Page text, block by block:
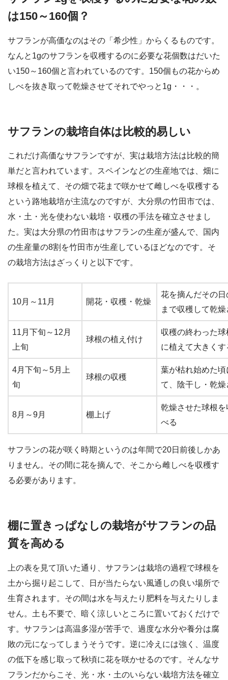
は150～160個？
サフランが高価なのはその「希少性」からくるものです。
なんと1gのサフランを収穫するのに必要な花個数はだいた
い150～160個と言われているのです。150個もの花からめ
しべを抜き取って乾燥させてそれでやっと1g・・・。
サフランの栽培自体は比較的易しい
これだけ高価なサフランですが、実は栽培方法は比較的簡
単だと言われています。スペインなどの生産地では、畑に
球根を植えて、その畑で花まで咲かせて雌しべを収穫する
という路地栽培が主流なのですが、大分県の竹田市では、
水・土・光を使わない栽培・収穫の手法を確立させまし
た。実は大分県の竹田市はサフランの生産が盛んで、国内
の生産量の8割を竹田市が生産しているほどなのです。そ
の栽培方法はざっくりと以下です。
10月～11月 開花・収穫・乾燥
花を摘んだその
まで収穫して乾
11月下旬～12月
上旬
球根の植え付け
収穫の終わった
に植えて大きくす
4月下旬～5月上
旬
球根の収穫
葉が枯れ始めた
て、陰干し・乾燥
8月～9月 棚上げ
乾燥させた球根
べる
サフランの花が咲く時期というのは年間で20日前後しかあ
りません。その間に花を摘んで、そこから雌しべを収穫す
る必要があります。
棚に置きっぱなしの栽培がサフランの品
質を高める
上の表を見て頂いた通り、サフランは栽培の過程で球根を
土から掘り起こして、日が当たらない風通しの良い場所で
生育されます。その間は水を与えたり肥料を与えたりしま
せん。土も不要で、暗く涼しいところに置いておくだけで
す。サフランは高温多湿が苦手で、過度な水分や養分は腐
敗の元になってしまうそうです。逆に冷えには強く、温度
の低下を感じ取って秋頃に花を咲かせるのです。そんなサ
フランだからこそ、光・水・土のいらない栽培方法を確立